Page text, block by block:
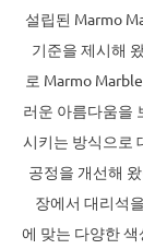
설립된 Marmo
기준을 제시해
로 Marmo
러운 아름다움을
시키는 방식으로
공정을 개선해
장에서 대리석
에 맞는 다양한